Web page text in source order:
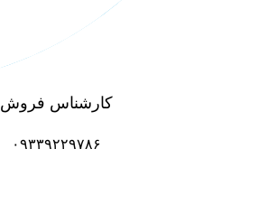
کارشناس فروش
۰۹۳۳۹۲۲۹۷۸۶